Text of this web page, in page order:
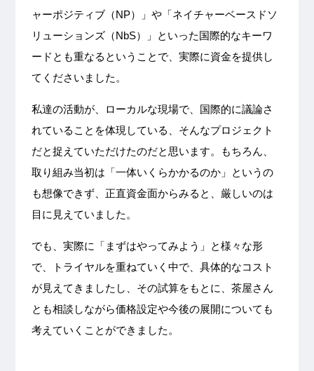
ャーポジティブ（NP）」や「ネイチャーベースドソ
リューションズ（NbS）」といった国際的なキーワ
ードとも重なるということで、実際に資金を提供し
てくださいました。
私達の活動が、ローカルな現場で、国際的に議論さ
れていることを体現している、そんなプロジェクト
だと捉えていただけたのだと思います。もちろん、
取り組み当初は「一体いくらかかるのか」というの
も想像できず、正直資金面からみると、厳しいのは
目に見えていました。
でも、実際に「まずはやってみよう」と様々な形
で、トライヤルを重ねていく中で、具体的なコスト
が見えてきましたし、その試算をもとに、茶屋さん
とも相談しながら価格設定や今後の展開についても
考えていくことができました。